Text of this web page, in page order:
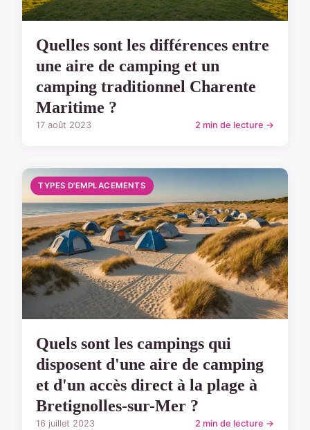
Quelles sont les différences entre
une aire de camping et un
camping traditionnel Charente
Maritime ?
17 août 2023 2 min de lecture →
TYPES D'EMPLACEMENTS
Quels sont les campings qui
disposent d'une aire de camping
et d'un accès direct à la plage à
Bretignolles-sur-Mer ?
16 juillet 2023 2 min de lecture →